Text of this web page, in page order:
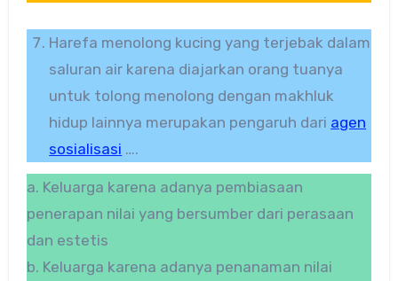
Harefa menolong kucing yang terjebak dalam
saluran air karena diajarkan orang tuanya
untuk tolong menolong dengan makhluk
hidup lainnya merupakan pengaruh dari agen
sosialisasi ….
a. Keluarga karena adanya pembiasaan
penerapan nilai yang bersumber dari perasaan
dan estetis
b. Keluarga karena adanya penanaman nilai